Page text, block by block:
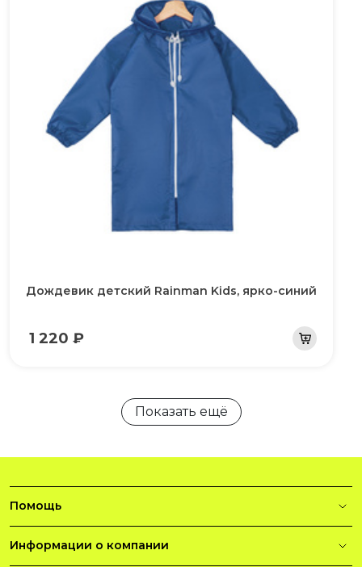
Дождевик детский Rainman Kids, ярко-синий
1 220 ₽
Показать ещё
Помощь
Информации о компании